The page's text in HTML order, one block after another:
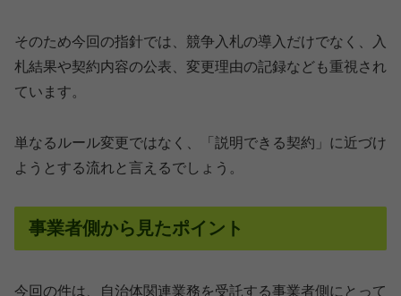
そのため今回の指針では、競争入札の導入だけでなく、入
札結果や契約内容の公表、変更理由の記録なども重視され
ています。
単なるルール変更ではなく、「説明できる契約」に近づけ
ようとする流れと言えるでしょう。
事業者側から見たポイント
今回の件は、自治体関連業務を受託する事業者側にとって